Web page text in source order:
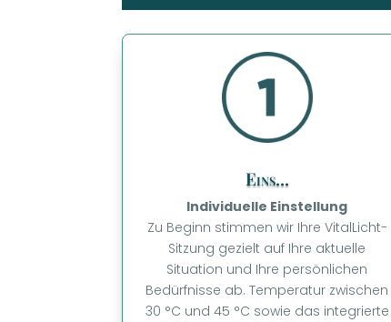
Eins...
Individuelle Einstellung
Zu Beginn stimmen wir Ihre VitalLicht-
Sitzung gezielt auf Ihre aktuelle
Situation und Ihre persönlichen
Bedürfnisse ab. Temperatur zwischen
30 °C und 45 °C sowie das integrierte